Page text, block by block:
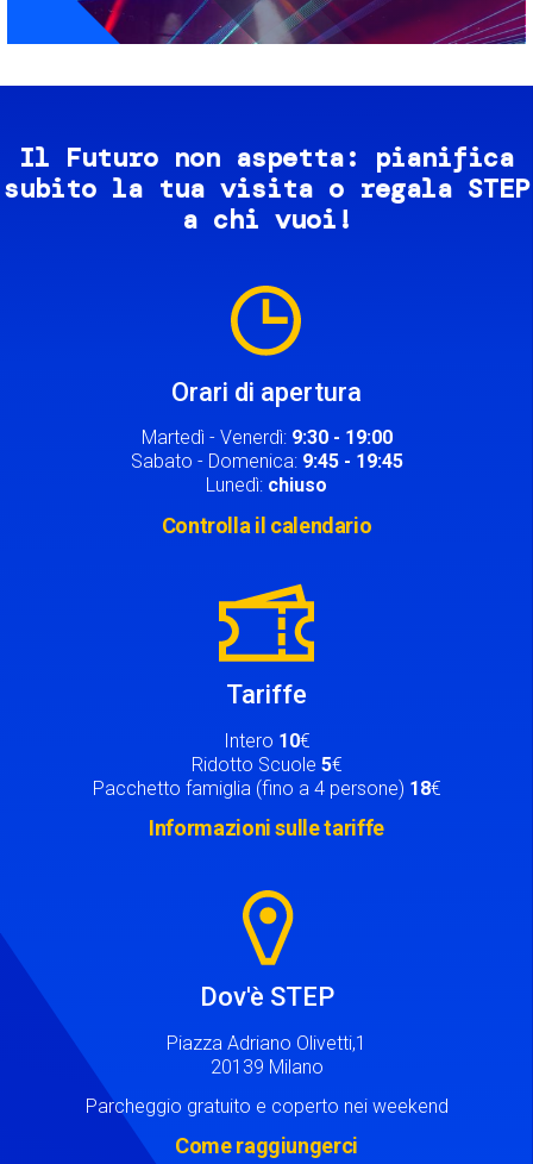
Il Futuro non aspetta: pianifica
subito la tua visita o regala STEP
a chi vuoi!
Orari di apertura
Martedì - Venerdì: 9:30 - 19:00
Sabato - Domenica: 9:45 - 19:45
Lunedì: chiuso
Controlla il calendario
Tariffe
Intero 10€
Ridotto Scuole 5€
Pacchetto famiglia (fino a 4 persone) 18€
Informazioni sulle tariffe
Dov'è STEP
Piazza Adriano Olivetti,1
20139 Milano
Parcheggio gratuito e coperto nei weekend
Come raggiungerci